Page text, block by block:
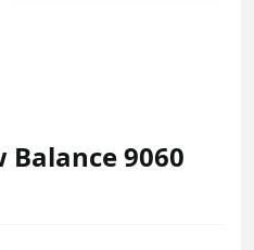
Balance 9060